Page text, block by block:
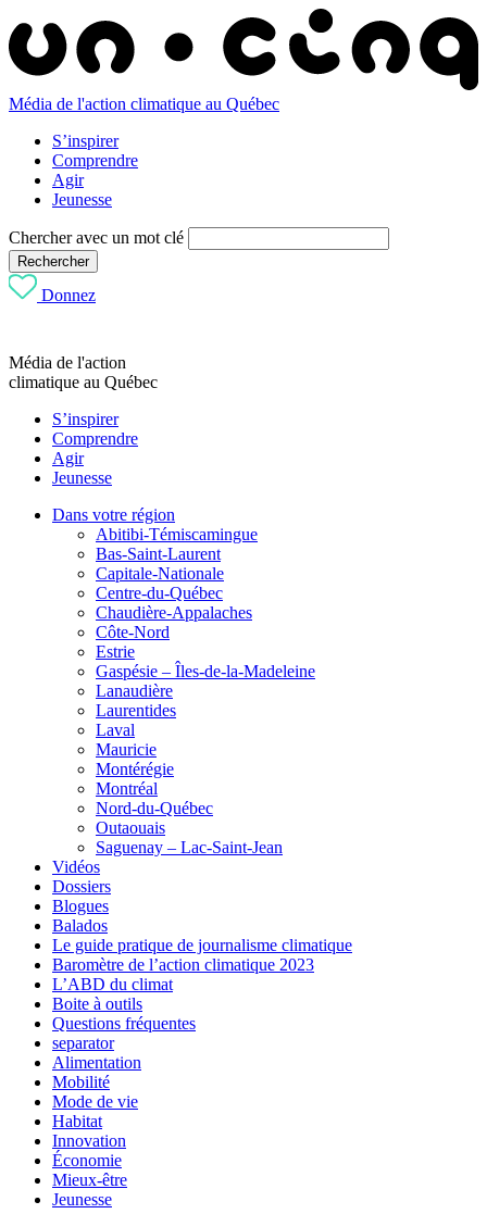
Média de l'action climatique au Québec
S’inspirer
Comprendre
Agir
Jeunesse
Chercher avec un mot clé
Rechercher
Donnez
Média de l'action
climatique au Québec
S’inspirer
Comprendre
Agir
Jeunesse
Dans votre région
Abitibi-Témiscamingue
Bas-Saint-Laurent
Capitale-Nationale
Centre-du-Québec
Chaudière-Appalaches
Côte-Nord
Estrie
Gaspésie – Îles-de-la-Madeleine
Lanaudière
Laurentides
Laval
Mauricie
Montérégie
Montréal
Nord-du-Québec
Outaouais
Saguenay – Lac-Saint-Jean
Vidéos
Dossiers
Blogues
Balados
Le guide pratique de journalisme climatique
Baromètre de l’action climatique 2023
L’ABD du climat
Boite à outils
Questions fréquentes
separator
Alimentation
Mobilité
Mode de vie
Habitat
Innovation
Économie
Mieux-être
Jeunesse